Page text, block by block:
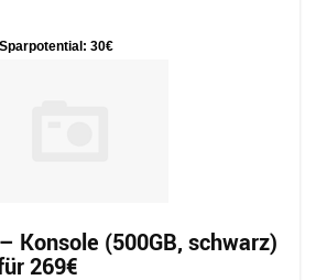
Sparpotential: 30€
Konsole (500GB, schwarz)
269€